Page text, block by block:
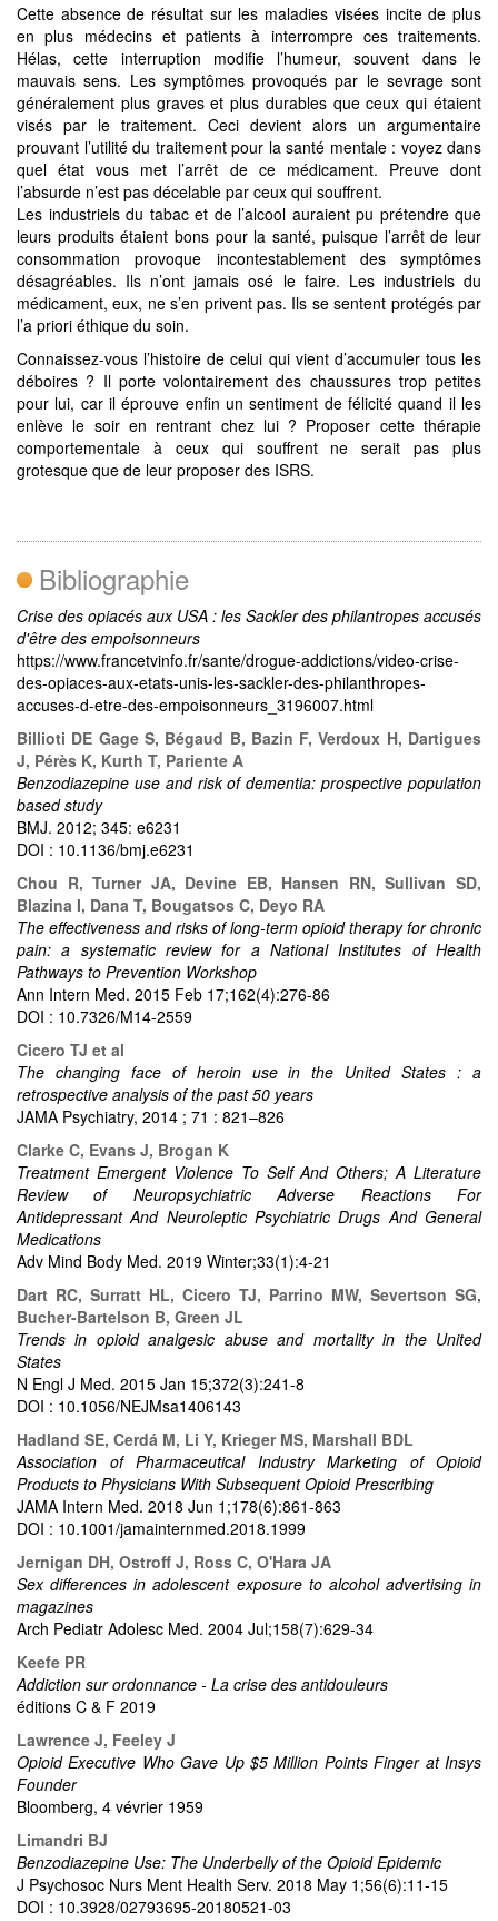
Cette absence de résultat sur les maladies visées incite de plus
en plus médecins et patients à interrompre ces traitements.
Hélas, cette interruption modifie l’humeur, souvent dans le
mauvais sens. Les symptômes provoqués par le sevrage sont
généralement plus graves et plus durables que ceux qui étaient
visés par le traitement. Ceci devient alors un argumentaire
prouvant l’utilité du traitement pour la santé mentale : voyez dans
quel état vous met l’arrêt de ce médicament. Preuve dont
l’absurde n’est pas décelable par ceux qui souffrent.
Les industriels du tabac et de l’alcool auraient pu prétendre que
leurs produits étaient bons pour la santé, puisque l’arrêt de leur
consommation provoque incontestablement des symptômes
désagréables. Ils n’ont jamais osé le faire. Les industriels du
médicament, eux, ne s’en privent pas. Ils se sentent protégés par
l’a priori éthique du soin.
Connaissez-vous l’histoire de celui qui vient d’accumuler tous les
déboires ? Il porte volontairement des chaussures trop petites
pour lui, car il éprouve enfin un sentiment de félicité quand il les
enlève le soir en rentrant chez lui ? Proposer cette thérapie
comportementale à ceux qui souffrent ne serait pas plus
grotesque que de leur proposer des ISRS.
Bibliographie
Crise des opiacés aux USA : les Sackler des philantropes accusés
d'être des empoisonneurs
https://www.francetvinfo.fr/sante/drogue-addictions/video-crise-
des-opiaces-aux-etats-unis-les-sackler-des-philanthropes-
accuses-d-etre-des-empoisonneurs_3196007.html
Billioti DE Gage S, Bégaud B, Bazin F, Verdoux H, Dartigues
J, Pérès K, Kurth T, Pariente A
Benzodiazepine use and risk of dementia: prospective population
based study
BMJ. 2012; 345: e6231
DOI : 10.1136/bmj.e6231
Chou R, Turner JA, Devine EB, Hansen RN, Sullivan SD,
Blazina I, Dana T, Bougatsos C, Deyo RA
The effectiveness and risks of long-term opioid therapy for chronic
pain: a systematic review for a National Institutes of Health
Pathways to Prevention Workshop
Ann Intern Med. 2015 Feb 17;162(4):276-86
DOI : 10.7326/M14-2559
Cicero TJ et al
The changing face of heroin use in the United States : a
retrospective analysis of the past 50 years
JAMA Psychiatry, 2014 ; 71 : 821–826
Clarke C, Evans J, Brogan K
Treatment Emergent Violence To Self And Others; A Literature
Review of Neuropsychiatric Adverse Reactions For
Antidepressant And Neuroleptic Psychiatric Drugs And General
Medications
Adv Mind Body Med. 2019 Winter;33(1):4-21
Dart RC, Surratt HL, Cicero TJ, Parrino MW, Severtson SG,
Bucher-Bartelson B, Green JL
Trends in opioid analgesic abuse and mortality in the United
States
N Engl J Med. 2015 Jan 15;372(3):241-8
DOI : 10.1056/NEJMsa1406143
Hadland SE, Cerdá M, Li Y, Krieger MS, Marshall BDL
Association of Pharmaceutical Industry Marketing of Opioid
Products to Physicians With Subsequent Opioid Prescribing
JAMA Intern Med. 2018 Jun 1;178(6):861-863
DOI : 10.1001/jamainternmed.2018.1999
Jernigan DH, Ostroff J, Ross C, O'Hara JA
Sex differences in adolescent exposure to alcohol advertising in
magazines
Arch Pediatr Adolesc Med. 2004 Jul;158(7):629-34
Keefe PR
Addiction sur ordonnance - La crise des antidouleurs
éditions C & F 2019
Lawrence J, Feeley J
Opioid Executive Who Gave Up $5 Million Points Finger at Insys
Founder
Bloomberg, 4 vévrier 1959
Limandri BJ
Benzodiazepine Use: The Underbelly of the Opioid Epidemic
J Psychosoc Nurs Ment Health Serv. 2018 May 1;56(6):11-15
DOI : 10.3928/02793695-20180521-03